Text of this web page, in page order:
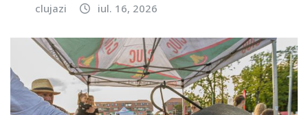
clujazi iul. 16, 2026